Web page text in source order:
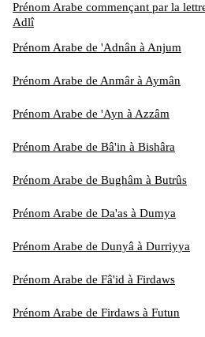
Prénom Arabe commençant par la
Adlî
Prénom Arabe de 'Adnân à Anjum
Prénom Arabe de Anmâr à Aymân
Prénom Arabe de 'Ayn à Azzâm
Prénom Arabe de Bâ'in à Bishâra
Prénom Arabe de Bughâm à Butrûs
Prénom Arabe de Da'as à Dumya
Prénom Arabe de Dunyâ à Durriyya
Prénom Arabe de Fâ'id à Firdaws
Prénom Arabe de Firdaws à Futun